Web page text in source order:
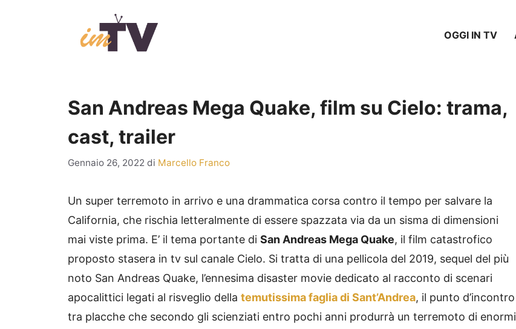
OGGI IN TV
San Andreas Mega Quake, film su Cielo: trama,
cast, trailer
Gennaio 26, 2022 di Marcello Franco
Un super terremoto in arrivo e una drammatica corsa contro il tempo per salvare la
California, che rischia letteralmente di essere spazzata via da un sisma di dimensioni
mai viste prima. E’ il tema portante di San Andreas Mega Quake, il film catastrofico
proposto stasera in tv sul canale Cielo. Si tratta di una pellicola del 2019, sequel del più
noto San Andreas Quake, l’ennesima disaster movie dedicato al racconto di scenari
apocalittici legati al risveglio della temutissima faglia di Sant’Andrea, il punto d’incontro
tra placche che secondo gli scienziati entro pochi anni produrrà un terremoto di enormi